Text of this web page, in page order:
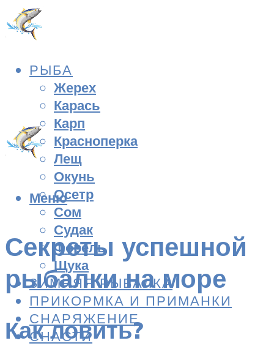
РЫБА
Жерех
Карась
Карп
Красноперка
Лещ
Окунь
Осетр
Сом
Судак
Форель
Щука
ЗИМНЯЯ РЫБАЛКА
ПРИКОРМКА И ПРИМАНКИ
СНАРЯЖЕНИЕ
СНАСТИ
Меню
Секреты успешной
рыбалки на море
Как ловить?